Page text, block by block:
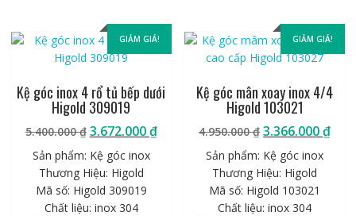
GIẢM GIÁ!
Kệ góc inox 4 rổ tủ bếp dưới
Higold 309019
5.400.000₫ Giá
gốc
là:
5.400.000 ₫.
3.672.000₫Giá
3.672.000 ₫.
Sản phẩm: Kệ góc inox
Thương Hiệu: Higold
Mã số: Higold 309019
Chất liệu: inox 304
GIẢM GIÁ!
Kệ góc mân xoay inox 4/4
Higold 103021
4.950.000₫Giá
gốc
là:
4.950.000 ₫.
3.366.000₫Giá
Sản phẩm: Kệ góc inox
Thương Hiệu: Higold
Mã số: Higold 103021
Chất liệu: inox 304